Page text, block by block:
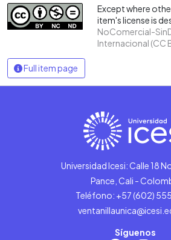
Except where
item's license is
NoComercial-
Internacional (CC
Full item page
Universidad Icesi: Calle 18
Pance, Cali -
Teléfono: +57 (602)
Síguenos